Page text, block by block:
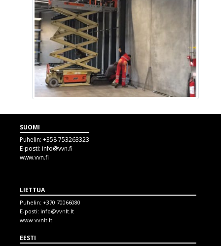
SUOMI
Puhelin: +358 753263323
E-posti: info@vvn.fi
www.vvn.fi
LIETTUA
Puhelin: +370 70066080
E-posti: info@vvnlt.lt
www.vvnlt.lt
EESTI